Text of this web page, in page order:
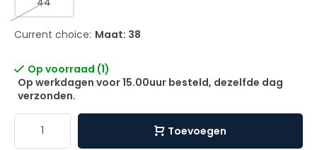
Current choice: Maat: 38
Op voorraad (1)
Op werkdagen voor 15.00uur besteld, dezelfde dag
verzonden.
Toevoegen